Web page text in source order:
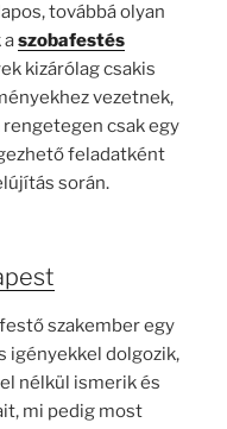
továbbá olyan
aszobafestés
kizárólag csakis
vezetnek,
csak egy
feladatként
során.
szakember egy
igényekkel dolgozik,
nélkül ismerik és
mi pedig most